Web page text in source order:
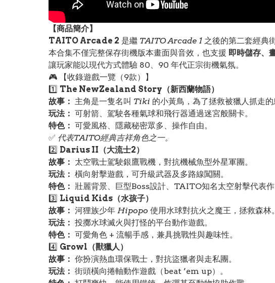
【商品簡介】
TAITO Arcade 2 是繼 TAITO Arcade 1 之後的第二套經典
本合集不僅完整保存街機版本畫面與音效，也支援 即時儲存、
讓玩家能以現代方式體驗 80、90 年代正宗街機氣氛。
🎮 【收錄遊戲一覽（9款）】
1️⃣ The NewZealand Story（新西蘭物語）
故事： 主角是一隻名叫 Tiki 的小黃鳥，為了拯救被獵人抓走的
玩法： 可射箭、駕駛各種氣球和飛行器通過迷宮般關卡。
特色： 可愛風格、隱藏秘密眾多、操作自由。
✅ 代表TAITO經典吉祥角色之一。
2️⃣ Darius II（大流士2）
故事： 太空戰士駕駛銀鷹戰機，對抗機械魚型外星軍團。
玩法： 橫向射擊遊戲，可升級武器及多路線闖關。
特色： 壯麗背景、巨型Boss設計、TAITO知名太空射擊代表作
3️⃣ Liquid Kids（水孩子）
故事： 河狸族少年 Hipopo 使用水球對抗火之魔王，拯救森林。
玩法： 投擲水球滅火與打怪的平台動作遊戲。
特色： 可愛角色 + 流暢手感，兼具挑戰性與趣味性。
4️⃣ Growl（獸獵人）
故事： 你扮演熱血環保戰士，對抗盜獵者與走私團。
玩法： 街頭橫向捲軸動作遊戲（beat ’em up）。